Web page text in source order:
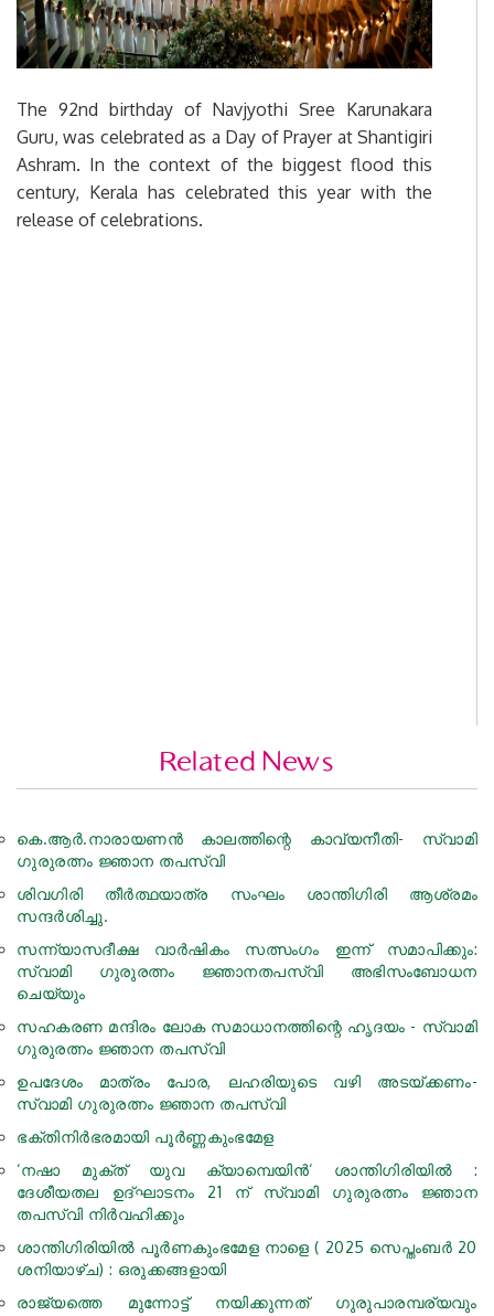
The 92nd birthday of Navjyothi Sree Karunakara
Guru, was celebrated as a Day of Prayer at Shantigiri
Ashram. In the context of the biggest flood this
century, Kerala has celebrated this year with the
release of celebrations.
Related News
കെ.ആര്‍.നാരായണന്‍ കാലത്തിന്റെ കാവ്യനീതി- സ്വാമി
ഗുരുരത്നം ജ്ഞാന തപസ്വി
ശിവഗിരി തീർത്ഥയാത്ര സംഘം ശാന്തിഗിരി ആശ്രമം
സന്ദർശിച്ചു.
സന്ന്യാസദീക്ഷ വാർഷികം സത്സംഗം ഇന്ന് സമാപിക്കും:
സ്വാമി ഗുരുരത്നം ജ്ഞാനതപസ്വി അഭിസംബോധന
ചെയ്യും
സഹകരണ മന്ദിരം ലോക സമാധാനത്തിന്റെ ഹൃദയം - സ്വാമി
ഗുരുരത്നം ജ്ഞാന തപസ്വി
ഉപദേശം മാത്രം പോര, ലഹരിയുടെ വഴി അടയ്ക്കണം-
സ്വാമി ഗുരുരത്നം ജ്ഞാന തപസ്വി
ഭക്തിനിര്‍ഭരമായി പൂർണ്ണകുംഭമേള
‘നഷാ മുക്ത് യുവ ക്യാമ്പെയിന്‍‘ ശാന്തിഗിരിയില്‍ :
ദേശീയതല ഉദ്ഘാടനം 21 ന് സ്വാമി ഗുരുരത്നം ജ്ഞാന
തപസ്വി നിര്‍വഹിക്കും
ശാന്തിഗിരിയിൽ പൂർണകുംഭമേള നാളെ ( 2025 സെപ്തംബര്‍ 20
ശനിയാഴ്ച) : ഒരുക്കങ്ങളായി
രാജ്യത്തെ മുന്നോട്ട് നയിക്കുന്നത് ഗുരുപാരമ്പര്യവും